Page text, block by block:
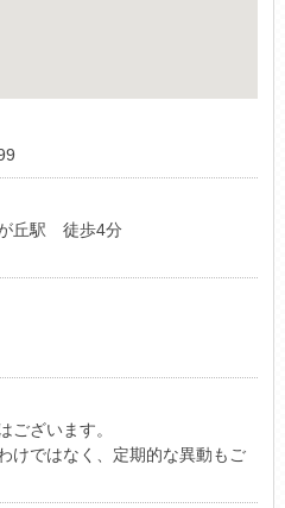
丘駅 徒歩4分
ございます。
けではなく、定期的な異動もご